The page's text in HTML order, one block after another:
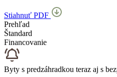
Stiahnuť PDF
Prehľad
Štandard
Financovanie
Byty s predzáhradkou teraz aj s